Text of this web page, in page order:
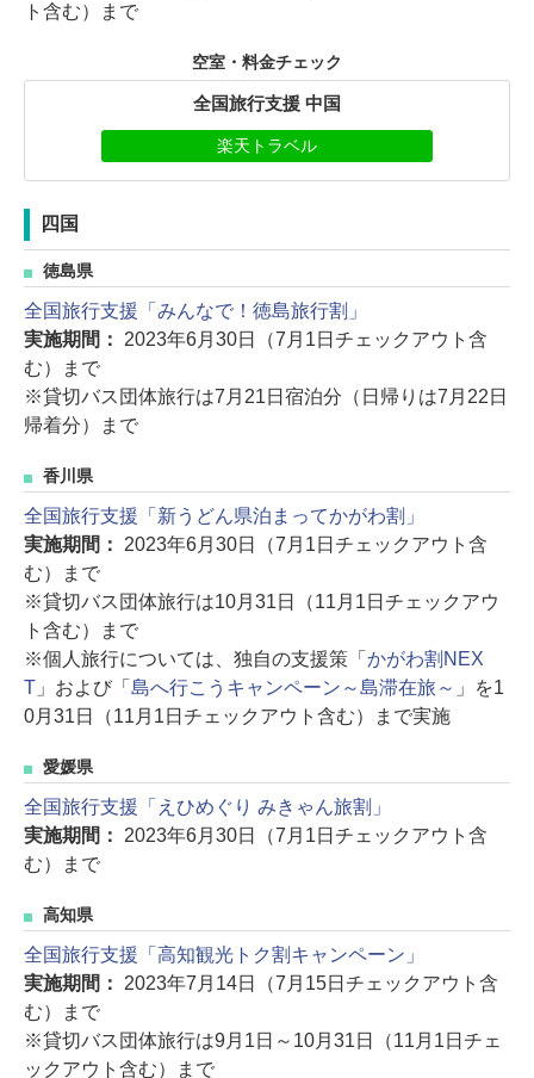
ト含む）まで
空室・料金チェック
全国旅行支援 中国
楽天トラベル
四国
徳島県
全国旅行支援「みんなで！徳島旅行割」
実施期間： 2023年6月30日（7月1日チェックアウト含
む）まで
※貸切バス団体旅行は7月21日宿泊分（日帰りは7月22日
帰着分）まで
香川県
全国旅行支援「新うどん県泊まってかがわ割」
実施期間： 2023年6月30日（7月1日チェックアウト含
む）まで
※貸切バス団体旅行は10月31日（11月1日チェックアウ
ト含む）まで
※個人旅行については、独自の支援策「 かがわ割NEX
T 」および「 島へ行こうキャンペーン～島滞在旅～ 」を1
0月31日（11月1日チェックアウト含む）まで実施
愛媛県
全国旅行支援「えひめぐり みきゃん旅割」
実施期間： 2023年6月30日（7月1日チェックアウト含
む）まで
高知県
全国旅行支援「高知観光トク割キャンペーン」
実施期間： 2023年7月14日（7月15日チェックアウト含
む）まで
※貸切バス団体旅行は9月1日～10月31日（11月1日チェ
ックアウト含む）まで